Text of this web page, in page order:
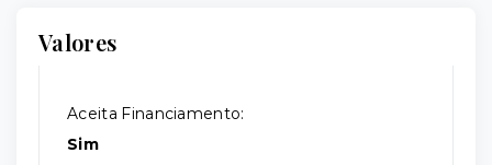
Valores
Aceita Financiamento:
Sim